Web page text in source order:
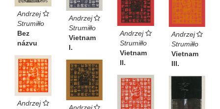
Andrzej
Strumiłło
Bez
názvu
Andrzej
Strumiłło
Vietnam
I.
Andrzej
Strumiłło
Vietnam
II.
Andrzej
Strumiłło
Vietnam
III.
Andrzej